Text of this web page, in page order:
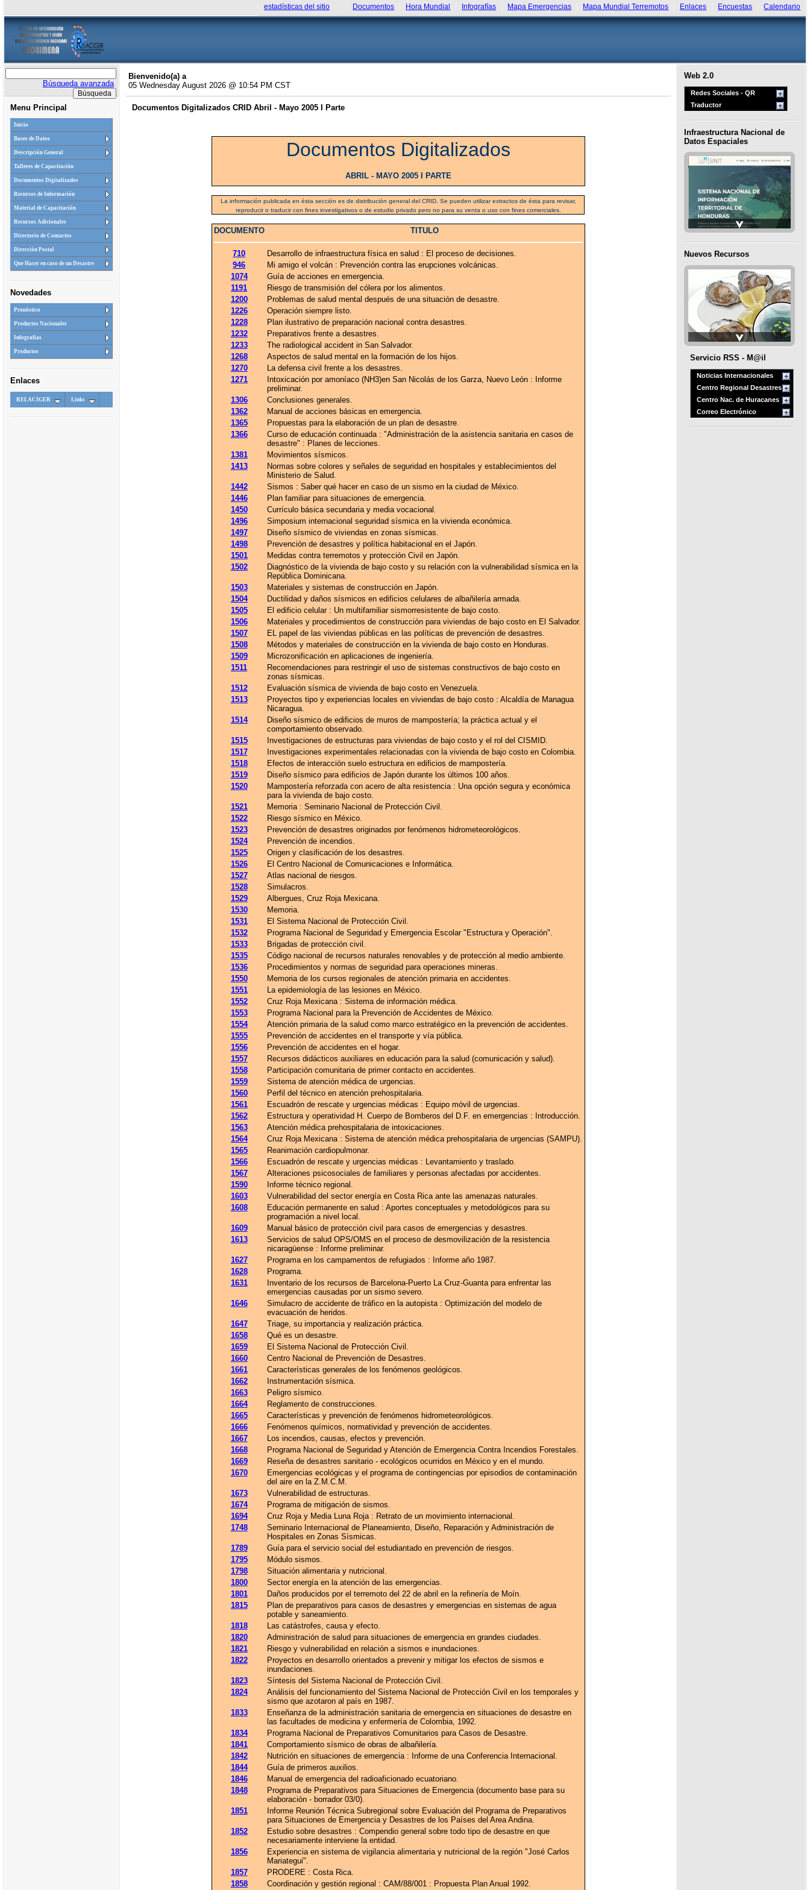
estadísticas del sitio Documentos Hora Mundial Infografías Mapa Emergencias Mapa Mundial Terremotos Enlaces Encuestas Calendario
Búsqueda avanzada
Menu Principal
Inicio
Bases de Datos
Descripción General
Talleres de Capacitación
Documentos Digitalizados
Recursos de Información
Material de Capacitación
Recursos Adicionales
Directorio de Contactos
Dirección Postal
Que Hacer en caso de un Desastre
Novedades
Pronóstico
Productos Nacionales
Infografias
Productos
Enlaces
RELACIGER Links
Bienvenido(a) a
05 Wednesday August 2026 @ 10:54 PM CST
Documentos Digitalizados CRID Abril - Mayo 2005 I Parte
Documentos Digitalizados
ABRIL - MAYO 2005 I PARTE
La información publicada en ésta sección es de distribución general del CRID. Se pueden utilizar extractos de ésta para revisar,
reproducir o traducir con fines investigativos o de estudio privado pero no para su venta o uso con fines comerciales.
DOCUMENTO TITULO
710
Desarrollo de infraestructura física en salud : El proceso de decisiones.
946
Mi amigo el volcán : Prevención contra las erupciones volcánicas.
1074
Guía de acciones en emergencia.
1191
Riesgo de transmisión del cólera por los alimentos.
1200
Problemas de salud mental después de una situación de desastre.
1226
Operación siempre listo.
1228
Plan ilustrativo de preparación nacional contra desastres.
1232
Preparativos frente a desastres.
1233
The radiological accident in San Salvador.
1268
Aspectos de salud mental en la formación de los hijos.
1270
La defensa civil frente a los desastres.
1271
Intoxicación por amoníaco (NH3)en San Nicolás de los Garza, Nuevo León : Informe
preliminar.
1306
Conclusiones generales.
1362
Manual de acciones básicas en emergencia.
1365
Propuestas para la elaboración de un plan de desastre.
1366
Curso de educación continuada : "Administración de la asistencia sanitaria en casos de
desastre" : Planes de lecciones.
1381
Movimientos sísmicos.
1413
Normas sobre colores y señales de seguridad en hospitales y establecimientos del
Ministerio de Salud.
1442
Sismos : Saber qué hacer en caso de un sismo en la ciudad de México.
1446
Plan familiar para situaciones de emergencia.
1450
Currículo básica secundaria y media vocacional.
1496
Simposium internacional seguridad sísmica en la vivienda económica.
1497
Diseño sísmico de viviendas en zonas sísmicas.
1498
Prevención de desastres y política habitacional en el Japón.
1501
Medidas contra terremotos y protección Civil en Japón.
1502
Diagnóstico de la vivienda de bajo costo y su relación con la vulnerabilidad sísmica en la
República Dominicana.
1503
Materiales y sistemas de construcción en Japón.
1504
Ductilidad y daños sísmicos en edificios celulares de albañilería armada.
1505
El edificio celular : Un multifamiliar sismorresistente de bajo costo.
1506
Materiales y procedimientos de construcción para viviendas de bajo costo en El Salvador.
1507
EL papel de las viviendas públicas en las políticas de prevención de desastres.
1508
Métodos y materiales de construcción en la vivienda de bajo costo en Honduras.
1509
Microzonificación en aplicaciones de ingeniería.
1511
Recomendaciones para restringir el uso de sistemas constructivos de bajo costo en
zonas sísmicas.
1512
Evaluación sísmica de vivienda de bajo costo en Venezuela.
1513
Proyectos tipo y experiencias locales en viviendas de bajo costo : Alcaldía de Managua
Nicaragua.
1514
Diseño sísmico de edificios de muros de mampostería; la práctica actual y el
comportamiento observado.
1515
Investigaciones de estructuras para viviendas de bajo costo y el rol del CISMID.
1517
Investigaciones experimentales relacionadas con la vivienda de bajo costo en Colombia.
1518
Efectos de interacción suelo estructura en edificios de mampostería.
1519
Diseño sísmico para edificios de Japón durante los últimos 100 años.
1520
Mampostería reforzada con acero de alta resistencia : Una opción segura y económica
para la vivienda de bajo costo.
1521
Memoria : Seminario Nacional de Protección Civil.
1522
Riesgo sísmico en México.
1523
Prevención de desastres originados por fenómenos hidrometeorológicos.
1524
Prevención de incendios.
1525
Origen y clasificación de los desastres.
1526
El Centro Nacional de Comunicaciones e Informática.
1527
Atlas nacional de riesgos.
1528
Simulacros.
1529
Albergues, Cruz Roja Mexicana.
1530
Memoria.
1531
El Sistema Nacional de Protección Civil.
1532
Programa Nacional de Seguridad y Emergencia Escolar "Estructura y Operación".
1533
Brigadas de protección civil.
1535
Código nacional de recursos naturales renovables y de protección al medio ambiente.
1536
Procedimientos y normas de seguridad para operaciones mineras.
1550
Memoria de los cursos regionales de atención primaria en accidentes.
1551
La epidemiología de las lesiones en México.
1552
Cruz Roja Mexicana : Sistema de información médica.
1553
Programa Nacional para la Prevención de Accidentes de México.
1554
Atención primaria de la salud como marco estratégico en la prevención de accidentes.
1555
Prevención de accidentes en el transporte y vía pública.
1556
Prevención de accidentes en el hogar.
1557
Recursos didácticos auxiliares en educación para la salud (comunicación y salud).
1558
Participación comunitaria de primer contacto en accidentes.
1559
Sistema de atención médica de urgencias.
1560
Perfil del técnico en atención prehospitalaria.
1561
Escuadrón de rescate y urgencias médicas : Equipo móvil de urgencias.
1562
Estructura y operatividad H. Cuerpo de Bomberos del D.F. en emergencias : Introducción.
1563
Atención médica prehospitalaria de intoxicaciones.
1564
Cruz Roja Mexicana : Sistema de atención médica prehospitalaria de urgencias (SAMPU).
1565
Reanimación cardiopulmonar.
1566
Escuadrón de rescate y urgencias médicas : Levantamiento y traslado.
1567
Alteraciones psicosociales de familiares y personas afectadas por accidentes.
1590
Informe técnico regional.
1603
Vulnerabilidad del sector energía en Costa Rica ante las amenazas naturales.
1608
Educación permanente en salud : Aportes conceptuales y metodológicos para su
programación a nivel local.
1609
Manual básico de protección civil para casos de emergencias y desastres.
1613
Servicios de salud OPS/OMS en el proceso de desmovilización de la resistencia
nicaragüense : Informe preliminar.
1627
Programa en los campamentos de refugiados : Informe año 1987.
1628
Programa.
1631
Inventario de los recursos de Barcelona-Puerto La Cruz-Guanta para enfrentar las
emergencias causadas por un sismo severo.
1646
Simulacro de accidente de tráfico en la autopista : Optimización del modelo de
evacuación de heridos.
1647
Triage, su importancia y realización práctica.
1658
Qué es un desastre.
1659
El Sistema Nacional de Protección Civil.
1660
Centro Nacional de Prevención de Desastres.
1661
Características generales de los fenómenos geológicos.
1662
Instrumentación sísmica.
1663
Peligro sísmico.
1664
Reglamento de construcciones.
1665
Características y prevención de fenómenos hidrometeorológicos.
1666
Fenómenos químicos, normatividad y prevención de accidentes.
1667
Los incendios, causas, efectos y prevención.
1668
Programa Nacional de Seguridad y Atención de Emergencia Contra Incendios Forestales.
1669
Reseña de desastres sanitario - ecológicos ocurridos en México y en el mundo.
1670
Emergencias ecológicas y el programa de contingencias por episodios de contaminación
del aire en la Z.M.C.M.
1673
Vulnerabilidad de estructuras.
1674
Programa de mitigación de sismos.
1694
Cruz Roja y Media Luna Roja : Retrato de un movimiento internacional.
1748
Seminario Internacional de Planeamiento, Diseño, Reparación y Administración de
Hospitales en Zonas Sísmicas.
1789
Guía para el servicio social del estudiantado en prevención de riesgos.
1795
Módulo sismos.
1798
Situación alimentaria y nutricional.
1800
Sector energía en la atención de las emergencias.
1801
Daños producidos por el terremoto del 22 de abril en la refinería de Moín.
1815
Plan de preparativos para casos de desastres y emergencias en sistemas de agua
potable y saneamiento.
1818
Las catástrofes, causa y efecto.
1820
Administración de salud para situaciones de emergencia en grandes ciudades.
1821
Riesgo y vulnerabilidad en relación a sismos e inundaciones.
1822
Proyectos en desarrollo orientados a prevenir y mitigar los efectos de sismos e
inundaciones.
1823
Síntesis del Sistema Nacional de Protección Civil.
1824
Análisis del funcionamiento del Sistema Nacional de Protección Civil en los temporales y
sismo que azotaron al país en 1987.
1833
Enseñanza de la administración sanitaria de emergencia en situaciones de desastre en
las facultades de medicina y enfermería de Colombia, 1992.
1834
Programa Nacional de Preparativos Comunitarios para Casos de Desastre.
1841
Comportamiento sísmico de obras de albañilería.
1842
Nutrición en situaciones de emergencia : Informe de una Conferencia Internacional.
1844
Guía de primeros auxilios.
1846
Manual de emergencia del radioaficionado ecuatoriano.
1848
Programa de Preparativos para Situaciones de Emergencia (documento base para su
elaboración - borrador 03/0).
1851
Informe Reunión Técnica Subregional sobre Evaluación del Programa de Preparativos
para Situaciones de Emergencia y Desastres de los Países del Area Andina.
1852
Estudio sobre desastres : Compendio general sobre todo tipo de desastre en que
necesariamente interviene la entidad.
1856
Experiencia en sistema de vigilancia alimentaria y nutricional de la región "José Carlos
Mariategui".
1857
PRODERE : Costa Rica.
1858
Coordinación y gestión regional : CAM/88/001 : Propuesta Plan Anual 1992.
Web 2.0
Redes Sociales - QR
Traductor
Infraestructura Nacional de
Datos Espaciales
Nuevos Recursos
Servicio RSS - M@il
Noticias Internacionales
Centro Regional Desastres
Centro Nac. de Huracanes
Correo Electrónico